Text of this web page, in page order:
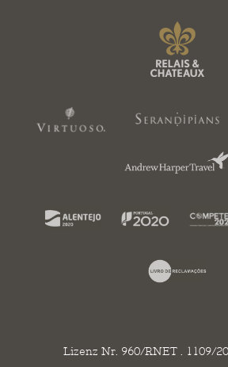
Lizenz Nr. 960/RNET . 1109/